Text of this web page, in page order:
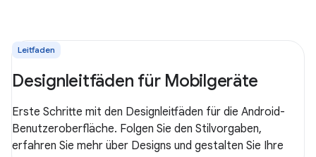
Leitfaden
Designleitfäden für Mobilgeräte
Erste Schritte mit den Designleitfäden für die Android-
Benutzeroberfläche. Folgen Sie den Stilvorgaben,
erfahren Sie mehr über Designs und gestalten Sie Ihre